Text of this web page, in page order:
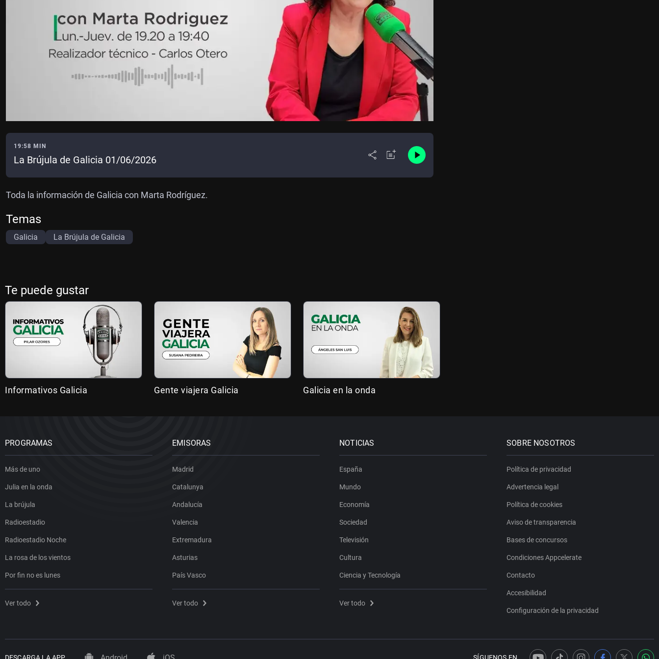
19:58 MIN
La Brújula de Galicia 01/06/2026
Toda la información de Galicia con Marta Rodríguez.
Temas
Galicia La Brújula de Galicia
Te puede gustar
Informativos Galicia Gente viajera Galicia Galicia en la onda
PROGRAMAS
Más de uno
Julia en la onda
La brújula
Radioestadio
Radioestadio Noche
La rosa de los vientos
Por fin no es lunes
Ver todo
EMISORAS
Madrid
Catalunya
Andalucía
Valencia
Extremadura
Asturias
País Vasco
Ver todo
NOTICIAS
España
Mundo
Economía
Sociedad
Televisión
Cultura
Ciencia y Tecnología
Ver todo
SOBRE NOSOTROS
Política de privacidad
Advertencia legal
Política de cookies
Aviso de transparencia
Bases de concursos
Condiciones Appcelerate
Contacto
Accesibilidad
Configuración de la privacidad